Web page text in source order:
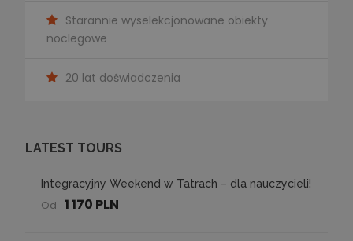
Starannie wyselekcjonowane obiekty
noclegowe
20 lat doświadczenia
LATEST TOURS
Integracyjny Weekend w Tatrach – dla nauczycieli!
Od 1 170 PLN